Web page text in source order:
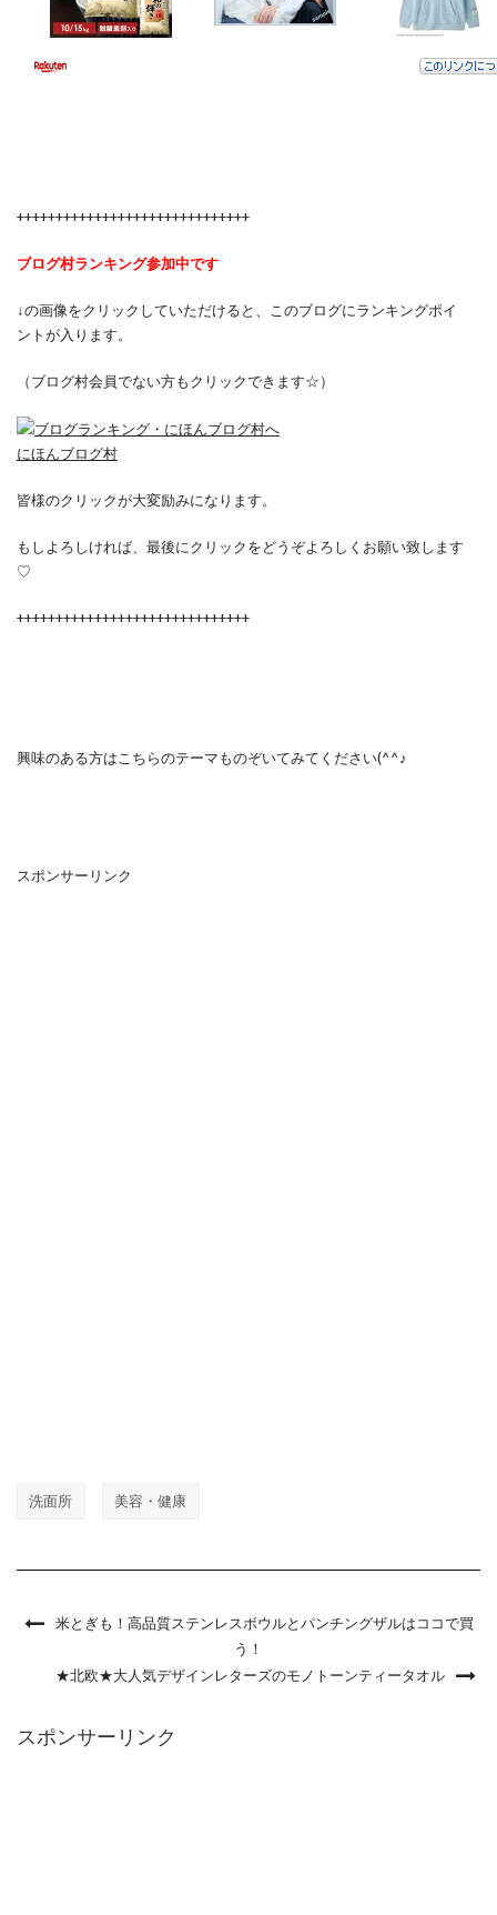
++++++++++++++++++++++++++++++
ブログ村ランキング参加中です
↓の画像をクリックしていただけると、このブログにランキングポイ
ントが入ります。
（ブログ村会員でない方もクリックできます☆）
にほんブログ村
皆様のクリックが大変励みになります。
もしよろしければ、最後にクリックをどうぞよろしくお願い致します
♡
++++++++++++++++++++++++++++++
興味のある方はこちらのテーマものぞいてみてください(^^♪
スポンサーリンク
洗面所 美容・健康
米とぎも！高品質ステンレスボウルとパンチングザルはココで買
う！
★北欧★大人気デザインレターズのモノトーンティータオル
スポンサーリンク